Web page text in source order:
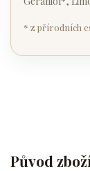
* z přírodních
Původ